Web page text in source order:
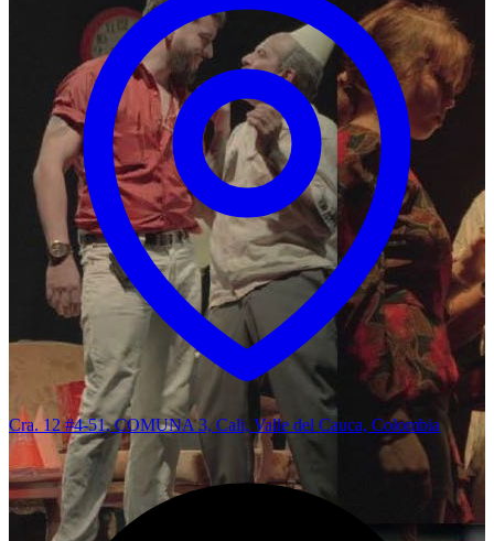
Cra. 12 #4-51, COMUNA 3, Cali, Valle del Cauca, Colombia